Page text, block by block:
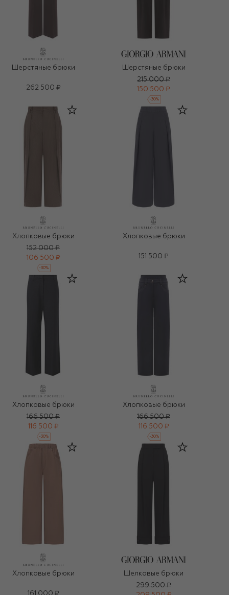
Шерстяные брюки
262 500 ₽
Шерстяные брюки
215 000 ₽
150 500 ₽
-30%
Хлопковые брюки
152 000 ₽
106 500 ₽
-30%
Хлопковые брюки
151 500 ₽
Хлопковые брюки
166 500 ₽
116 500 ₽
-30%
Хлопковые брюки
166 500 ₽
116 500 ₽
-30%
Хлопковые брюки
161 000 ₽
Шелковые брюки
299 500 ₽